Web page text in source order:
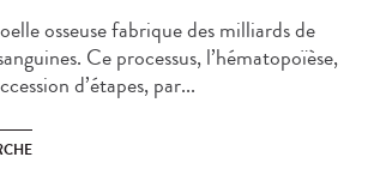
osseuse fabrique des milliards de
Ce processus, l’hématopoïèse,
d’étapes, par...